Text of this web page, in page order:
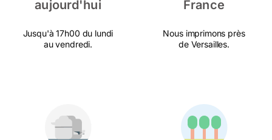
aujourd'hui
Jusqu'à 17h00 du lundi
au vendredi.
France
Nous imprimons près
de Versailles.